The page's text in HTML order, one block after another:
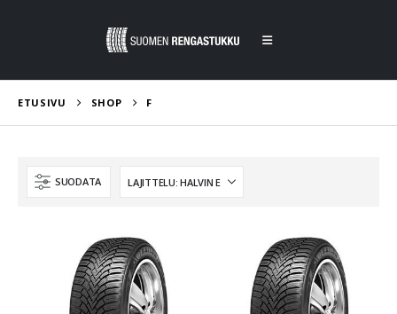
ETUSIVU SHOP F
SUODATA